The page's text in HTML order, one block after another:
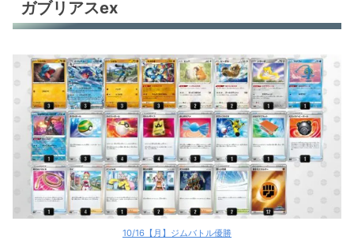
ガブリアスex
10/16【月】ジムバトル優勝